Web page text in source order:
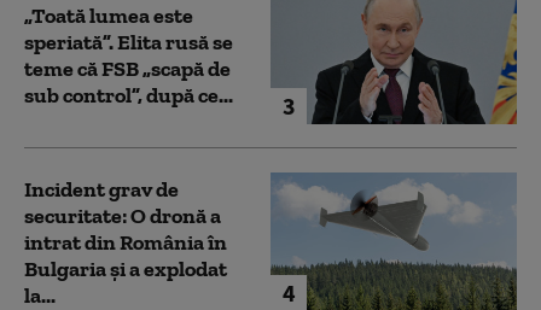
3
„Toată lumea este
speriată”. Elita rusă se
teme că FSB „scapă de
sub control”, după ce...
4
Incident grav de
securitate: O dronă a
intrat din România în
Bulgaria şi a explodat
la...